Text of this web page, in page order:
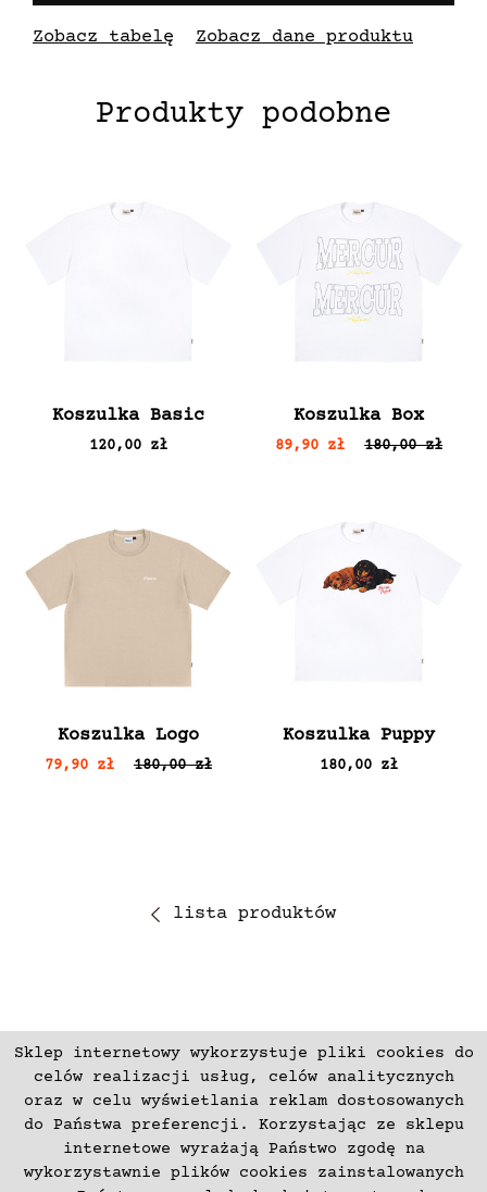
Sklep internetowy wykorzystuje pliki cookies do
celów realizacji usług, celów analitycznych
oraz w celu wyświetlania reklam dostosowanych
do Państwa preferencji. Korzystając ze sklepu
internetowe wyrażają Państwo zgodę na
wykorzystawnie plików cookies zainstalowanych
Zobacz tabelę Zobacz dane produktu
Produkty podobne
Koszulka Basic
120,00 zł
Koszulka Box
89,90 zł 180,00 zł
Koszulka Logo
79,90 zł 180,00 zł
Koszulka Puppy
180,00 zł
lista produktów
ZAPISZ SIĘ
Płatności
Regulamin
Zwroty i Reklamacje
Kontakt